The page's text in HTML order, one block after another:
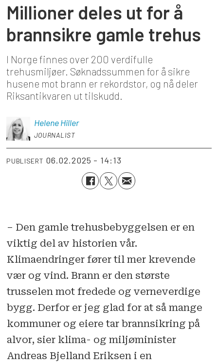
Millioner deles ut for å
brannsikre gamle trehus
I Norge finnes over 200 verdifulle
trehusmiljøer. Søknadssummen for å sikre
husene mot brann er rekordstor, og nå deler
Riksantikvaren ut tilskudd.
HeleneHiller
JOURNALIST
PUBLISERT 06.02.2025 - 14:13
– Den gamle trehusbebyggelsen er en
viktig del av historien vår.
Klimaendringer fører til mer krevende
vær og vind. Brann er den største
trusselen mot fredede og verneverdige
bygg. Derfor er jeg glad for at så mange
kommuner og eiere tar brannsikring på
alvor, sier klima- og miljøminister
Andreas Bjelland Eriksen i en